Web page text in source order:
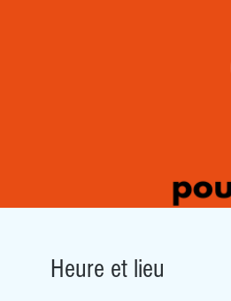
Heure et lieu